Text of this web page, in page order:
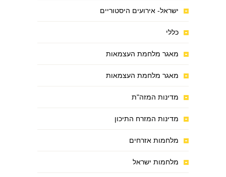
ישראל- אירועים היסטוריים
כללי
מאגר מלחמת העצמאות
מאגר מלחמת העצמאות
מדינות המזה"ת
מדינות המזרח התיכון
מלחמות אזרחים
מלחמות ישראל